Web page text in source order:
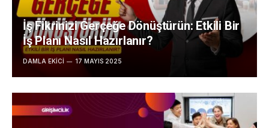
İş Fikrinizi Gerçeğe Dönüştürün: Etkili Bir
İş Planı Nasıl Hazırlanır?
DAMLA EKICI 17 MAYIS 2025